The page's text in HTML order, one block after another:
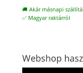
🚚 Akár másnapi
✅ Magyar raktárról
Webshop